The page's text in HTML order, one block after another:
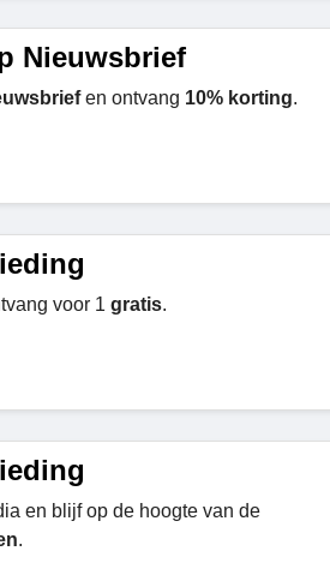
Nieuwsbrief
en ontvang 10% korting.
voor 1 gratis.
en blijf op de hoogte van de
.